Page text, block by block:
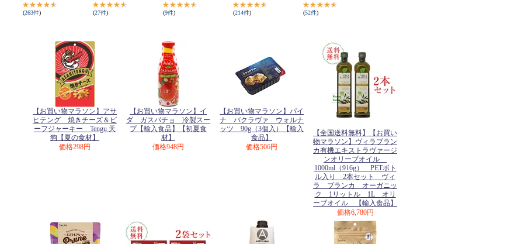
(263件) (27件) (9件) (214件) (52件)
【お買い物マラソン】アサ
ヒテング 焼きチーズ＆ビ
ーフジャーキー Tengu 天
狗【夏の食材】
価格298円
【お買い物マラソン】イ
ダ ガスパチョ 冷製スー
プ【輸入食品】【初夏食
材】
価格948円
【お買い物マラソン】パイ
ナ バクラヴァ ウォルナ
ッツ 90g（3個入）【輸入
食品】
価格506円
【全国送料無料】【お買い
物マラソン】ヴィラブラン
カ有機エキストラヴァージ
ンオリーブオイル
1000ml（916g） PETボト
ル入り 2本セット ヴィ
ラ ブランカ オーガニッ
ク 1リットル 1L オリ
ーブオイル 【輸入食品】
価格6,780円